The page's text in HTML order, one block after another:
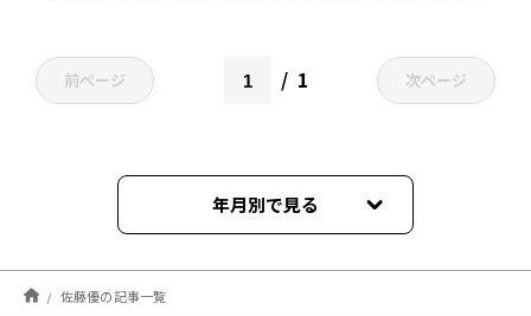
前ページ 1 次ページ
年月別で見る
2025年09月
佐藤優の記事一覧